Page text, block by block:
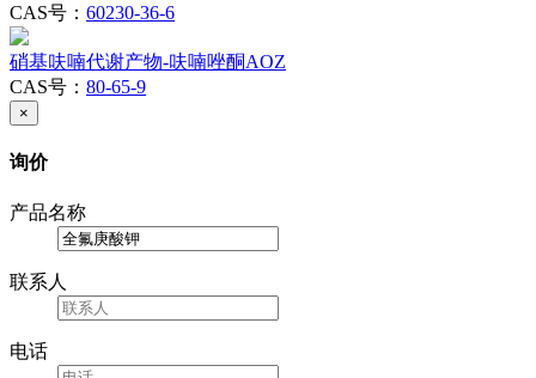
CAS号： 60230-36-6
硝基呋喃代谢产物-呋喃唑酮AOZ
CAS号： 80-65-9
×
询价
产品名称
联系人
电话